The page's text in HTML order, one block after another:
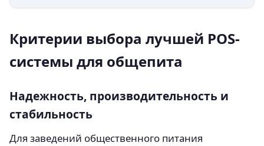
Критерии выбора лучшей POS-
системы для общепита
Надежность, производительность и
стабильность
Для заведений общественного питания